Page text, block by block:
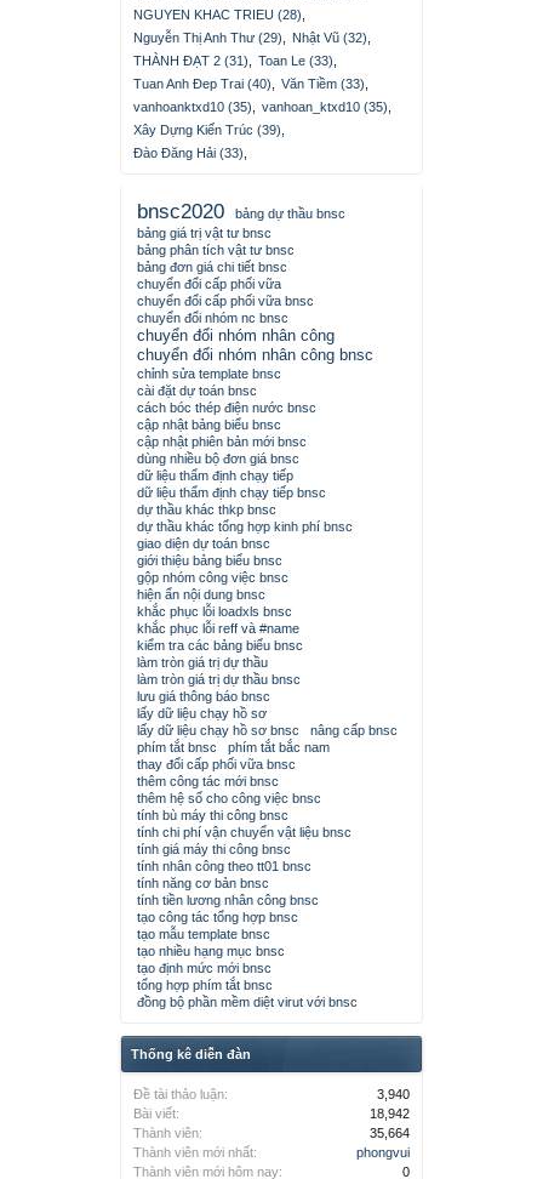
NGUYEN KHAC TRIEU (28)
Nguyễn Thị Anh Thư (29)
Nhật Vũ (32)
THÀNH ĐẠT 2 (31)
Toan Le (33)
Tuan Anh Đep Trai (40)
Văn Tiềm (33)
vanhoanktxd10 (35)
vanhoan_ktxd10 (35)
Xây Dựng Kiến Trúc (39)
Đào Đăng Hải (33)
bnsc2020
bảng dự thầu bnsc
bảng giá trị vật tư bnsc
bảng phân tích vật tư bnsc
bảng đơn giá chi tiết bnsc
chuyển đổi cấp phối vữa
chuyển đổi cấp phối vữa bnsc
chuyển đổi nhóm nc bnsc
chuyển đổi nhóm nhân công
chuyển đổi nhóm nhân công bnsc
chỉnh sửa template bnsc
cài đặt dự toán bnsc
cách bóc thép điện nước bnsc
cập nhật bảng biểu bnsc
cập nhật phiên bản mới bnsc
dùng nhiều bộ đơn giá bnsc
dữ liệu thẩm định chạy tiếp
dữ liệu thẩm định chạy tiếp bnsc
dự thầu khác thkp bnsc
dự thầu khác tổng hợp kinh phí bnsc
giao diện dự toán bnsc
giới thiệu bảng biểu bnsc
gộp nhóm công việc bnsc
hiện ẩn nội dung bnsc
khắc phục lỗi loadxls bnsc
khắc phục lỗi reff và #name
kiểm tra các bảng biểu bnsc
làm tròn giá trị dự thầu
làm tròn giá trị dự thầu bnsc
lưu giá thông báo bnsc
lấy dữ liệu chạy hồ sơ
lấy dữ liệu chạy hồ sơ bnsc
nâng cấp bnsc
phím tắt bnsc
phím tắt bắc nam
thay đổi cấp phối vữa bnsc
thêm công tác mới bnsc
thêm hệ số cho công việc bnsc
tính bù máy thi công bnsc
tính chi phí vận chuyển vật liệu bnsc
tính giá máy thi công bnsc
tính nhân công theo tt01 bnsc
tính năng cơ bản bnsc
tính tiền lương nhân công bnsc
tạo công tác tổng hợp bnsc
tạo mẫu template bnsc
tạo nhiều hạng mục bnsc
tạo định mức mới bnsc
tổng hợp phím tắt bnsc
đồng bộ phần mềm diệt virut với bnsc
Thống kê diễn đàn
Đề tài thảo luận:
3,940
Bài viết:
18,942
Thành viên:
35,664
Thành viên mới nhất:
phongvui
Thành viên mới hôm nay:
0